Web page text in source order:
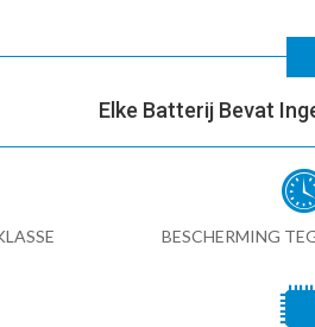
Elke Batterij Bevat
BESCHERMING